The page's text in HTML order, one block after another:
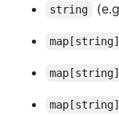
string